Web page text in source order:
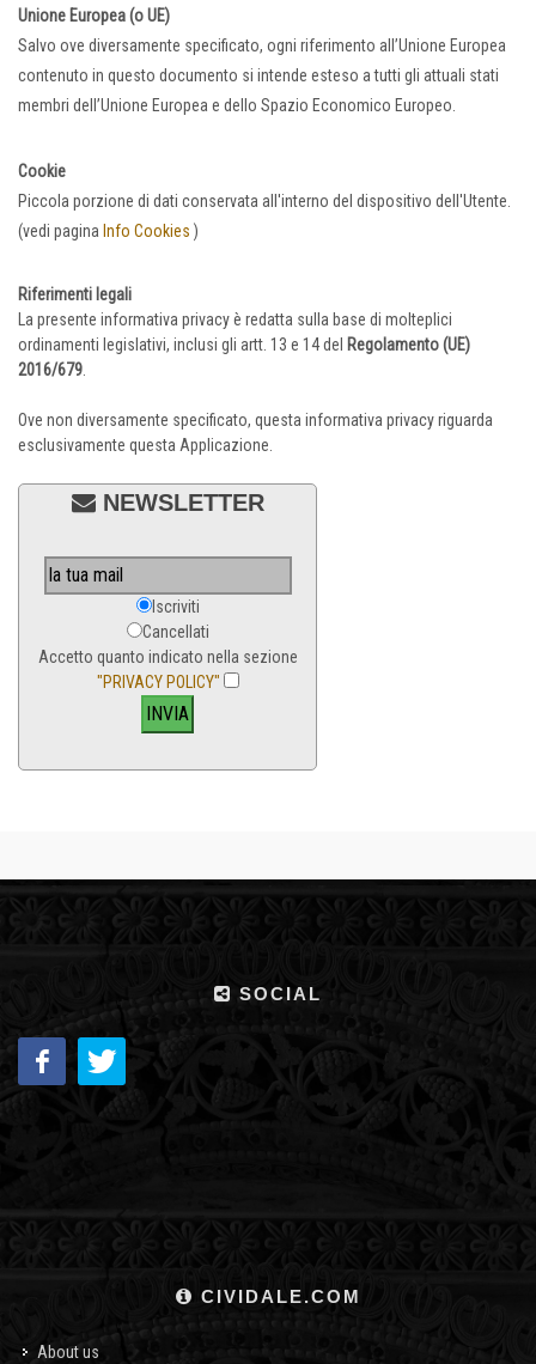
Unione Europea (o UE)
Salvo ove diversamente specificato, ogni riferimento all’Unione Europea
contenuto in questo documento si intende esteso a tutti gli attuali stati
membri dell’Unione Europea e dello Spazio Economico Europeo.
Cookie
Piccola porzione di dati conservata all'interno del dispositivo dell'Utente.
(vedi pagina Info Cookies )
Riferimenti legali
La presente informativa privacy è redatta sulla base di molteplici
ordinamenti legislativi, inclusi gli artt. 13 e 14 del Regolamento (UE)
2016/679
Ove non diversamente specificato, questa informativa privacy riguarda
esclusivamente questa Applicazione.
NEWSLETTER
Iscriviti
Cancellati
Accetto quanto indicato nella sezione
"PRIVACY POLICY"
SOCIAL
CIVIDALE.COM
About us